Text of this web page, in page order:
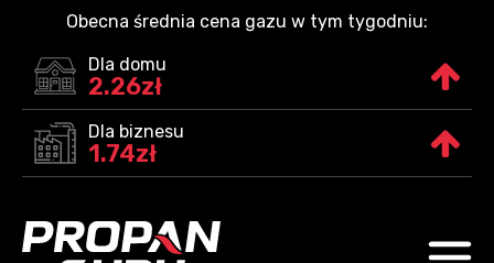
Obecna średnia cena gazu w tym tygodniu:
Dla domu
2.26zł
Dla biznesu
1.74zł